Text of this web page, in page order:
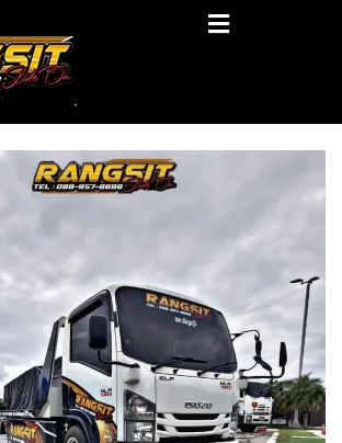
RANGSIT SlideON
สิต รถสไลด์ ราคาถูก